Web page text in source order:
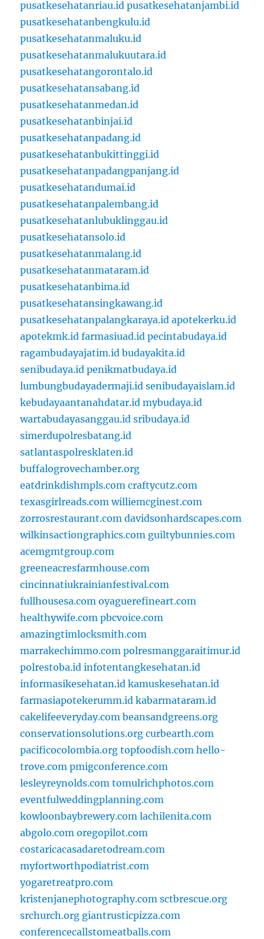
pusatkesehatanriau.id pusatkesehatanjambi.id
pusatkesehatanbengkulu.id
pusatkesehatanmaluku.id
pusatkesehatanmalukuutara.id
pusatkesehatangorontalo.id
pusatkesehatansabang.id
pusatkesehatanmedan.id
pusatkesehatanbinjai.id
pusatkesehatanpadang.id
pusatkesehatanbukittinggi.id
pusatkesehatanpadangpanjang.id
pusatkesehatandumai.id
pusatkesehatanpalembang.id
pusatkesehatanlubuklinggau.id
pusatkesehatansolo.id
pusatkesehatanmalang.id
pusatkesehatanmataram.id
pusatkesehatanbima.id
pusatkesehatansingkawang.id
pusatkesehatanpalangkaraya.id apotekerku.id
apotekmk.id farmasiuad.id pecintabudaya.id
ragambudayajatim.id budayakita.id
senibudaya.id penikmatbudaya.id
lumbungbudayadermaji.id senibudayaislam.id
kebudayaantanahdatar.id mybudaya.id
wartabudayasanggau.id sribudaya.id
simerdupolresbatang.id
satlantaspolresklaten.id
buffalogrovechamber.org
eatdrinkdishmpls.com craftycutz.com
texasgirlreads.com williemcginest.com
zorrosrestaurant.com davidsonhardscapes.com
wilkinsactiongraphics.com guiltybunnies.com
acemgmtgroup.com
greeneacresfarmhouse.com
cincinnatiukrainianfestival.com
fullhousesa.com oyaguerefineart.com
healthywife.com pbcvoice.com
amazingtimlocksmith.com
marrakechimmo.com polresmanggaraitimur.id
polrestoba.id infotentangkesehatan.id
informasikesehatan.id kamuskesehatan.id
farmasiapotekerumm.id kabarmataram.id
cakelifeeveryday.com beansandgreens.org
conservationsolutions.org curbearth.com
pacificocolombia.org topfoodish.com hello-
trove.com pmigconference.com
lesleyreynolds.com tomulrichphotos.com
eventfulweddingplanning.com
kowloonbaybrewery.com lachilenita.com
abgolo.com oregopilot.com
costaricacasadaretodream.com
myfortworthpodiatrist.com
yogaretreatpro.com
kristenjanephotography.com sctbrescue.org
srchurch.org giantrusticpizza.com
conferencecallstomeatballs.com